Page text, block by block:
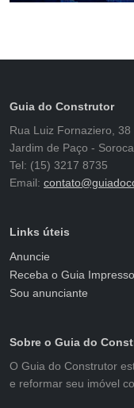
Guia do Construtor
Rua Luiz Fornaziero, 38
Jardim de Paço -
Tel: (15) 3217 8735
Email:
Links úteis
Anuncie
Receba o Guia Impresso
Sou anunciante
Sobre o Guia do
O Guia do Construtor
e reformar seu imóvel